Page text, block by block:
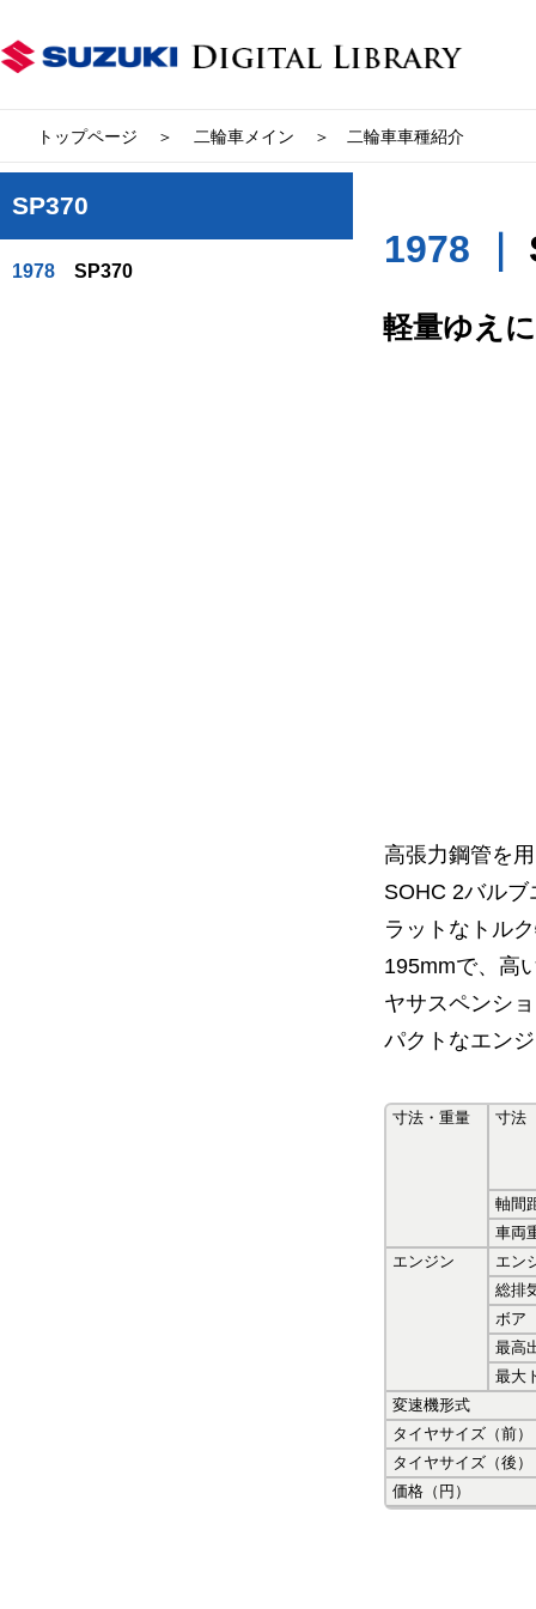
トップページ 二輪車メイン 二輪車車種紹介
SP370
1978 SP370
1978 ｜
軽量ゆえ
高張力鋼管を
SOHC 2バル
ラットなトル
195mmで、高
ヤサスペンシ
パクトなエン
寸法・重量 寸法
軸間
車両
エンジン
エン
総排
ボア
最高
最大
変速機形式
タイヤサイズ（前）
タイヤサイズ（後）
価格（円）